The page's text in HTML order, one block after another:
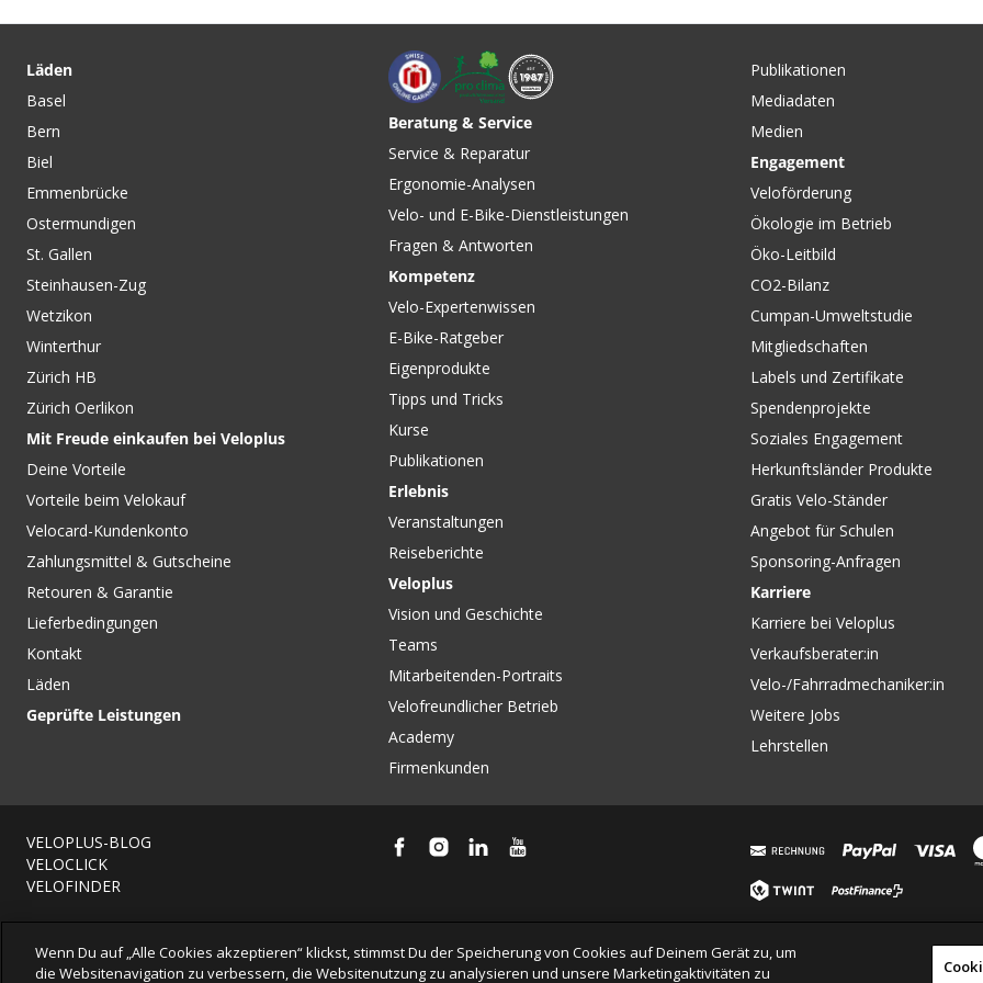
Kettenverschlussglied-
Öffnen/Schliessen von PARK
TOOL
Weiss von VELOPLUS SWISS
DESIGN
Heisswachs / grau / 500g
CHF 109.00
RIVAL AXS XG-1250 Kassette
D1 12fach silver von SRAM
CHF 79.90
SLX M7000 Kassette 11fach
Silber von SHIMANO
XT M8000 Kassette 11fach
Silber von SHIMANO
Läden
Basel
Bern
Biel
Emmenbrücke
Ostermundigen
St. Gallen
Steinhausen-Zug
Wetzikon
Winterthur
Zürich HB
Zürich Oerlikon
Mit Freude einkaufen bei Veloplus
Deine Vorteile
Vorteile beim Velokauf
Velocard-Kundenkonto
Zahlungsmittel & Gutscheine
Retouren & Garantie
Lieferbedingungen
Kontakt
Läden
Geprüfte Leistungen
Beratung & Service
Service & Reparatur
Ergonomie-Analysen
Velo- und E-Bike-Dienstleistungen
Fragen & Antworten
Kompetenz
Velo-Expertenwissen
E-Bike-Ratgeber
Eigenprodukte
Tipps und Tricks
Kurse
Publikationen
Erlebnis
Veranstaltungen
Reiseberichte
Veloplus
Vision und Geschichte
Teams
Mitarbeitenden-Portraits
Velofreundlicher Betrieb
Academy
Firmenkunden
Publikationen
Mediadaten
Medien
Engagement
Veloförderung
Ökologie im Betrieb
Öko-Leitbild
CO2-Bilanz
Cumpan-Umweltstudie
Mitgliedschaften
Labels und Zertifikate
Spendenprojekte
Soziales Engagement
Herkunftsländer Produkte
Gratis Velo-Ständer
Angebot für Schulen
Sponsoring-Anfragen
Karriere
Karriere bei Veloplus
Verkaufsberater:in
Velo-/Fahrradmechaniker:in
Weitere Jobs
Lehrstellen
VELOPLUS-BLOG
VELOCLICK
VELOFINDER
Wenn Du auf „Alle Cookies akzeptieren“ klickst, stimmst Du der Speicherung von Cookies auf Deinem Gerät zu, um
die Websitenavigation zu verbessern, die Websitenutzung zu analysieren und unsere Marketingaktivitäten zu